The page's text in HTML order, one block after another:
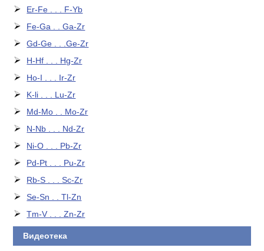
Er-Fe . . . F-Yb
Fe-Ga . . Ga-Zr
Gd-Ge . . .Ge-Zr
H-Hf . . . Hg-Zr
Ho-I . . . Ir-Zr
K-li . . . Lu-Zr
Md-Mo . . Mo-Zr
N-Nb . . . Nd-Zr
Ni-O . . . Pb-Zr
Pd-Pt . . . Pu-Zr
Rb-S . . . Sc-Zr
Se-Sn . . Tl-Zn
Tm-V . . . Zn-Zr
Видеотека